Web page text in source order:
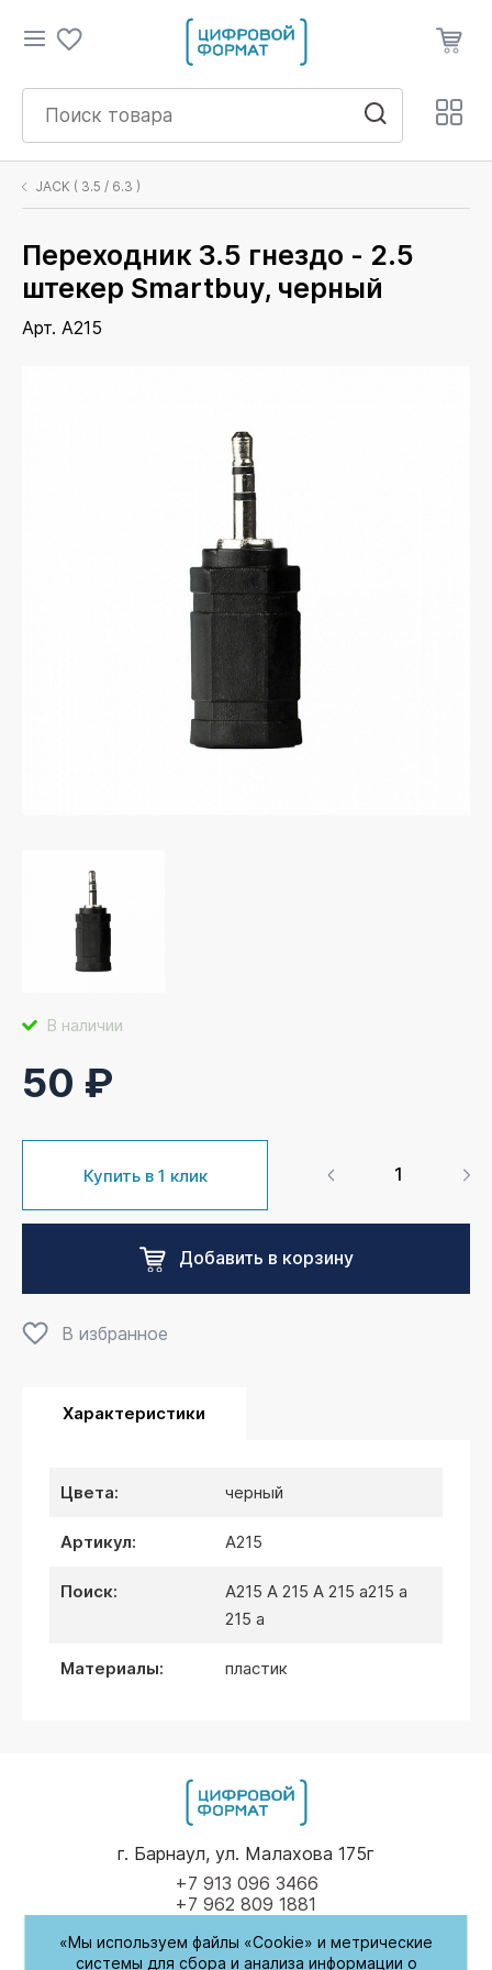
JACK ( 3.5 / 6.3 )
Переходник 3.5 гнездо - 2.5
штекер Smartbuy, черный
Арт. A215
В наличии
50 ₽
Купить в 1 клик
Добавить в корзину
В избранное
Характеристики
цвета: черный
артикул: A215
поиск:
A215 A 215 A 215 a215 a
215 a
материалы: пластик
+7 913 096 3466
+7 962 809 1881
г. Барнаул, ул. Малахова 175г
Пн-Пт 9.00 - 17.00
«Мы используем файлы «Cookie» и метрические
системы для сбора и анализа информации о